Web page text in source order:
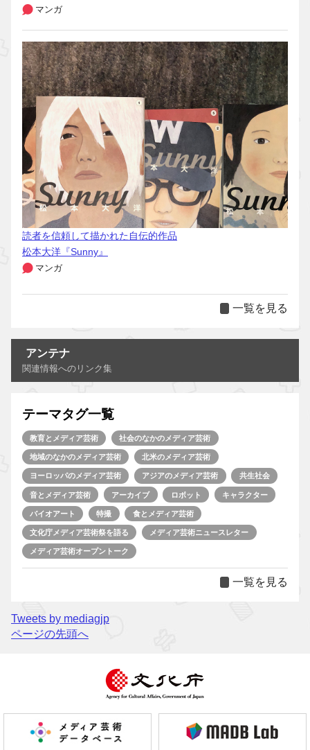
マンガ
読者を信頼して描かれた自伝的作品
松本大洋『Sunny』
マンガ
一覧を見る
アンテナ
関連情報へのリンク集
テーマタグ一覧
教育とメディア芸術 社会のなかのメディア芸術
地域のなかのメディア芸術 北米のメディア芸術
ヨーロッパのメディア芸術 アジアのメディア芸術 共生社会
音とメディア芸術 アーカイブ ロボット キャラクター
バイオアート 特撮 食とメディア芸術
文化庁メディア芸術祭を語る メディア芸術ニュースレター
メディア芸術オープントーク
一覧を見る
Tweets by mediagjp
ページの先頭へ